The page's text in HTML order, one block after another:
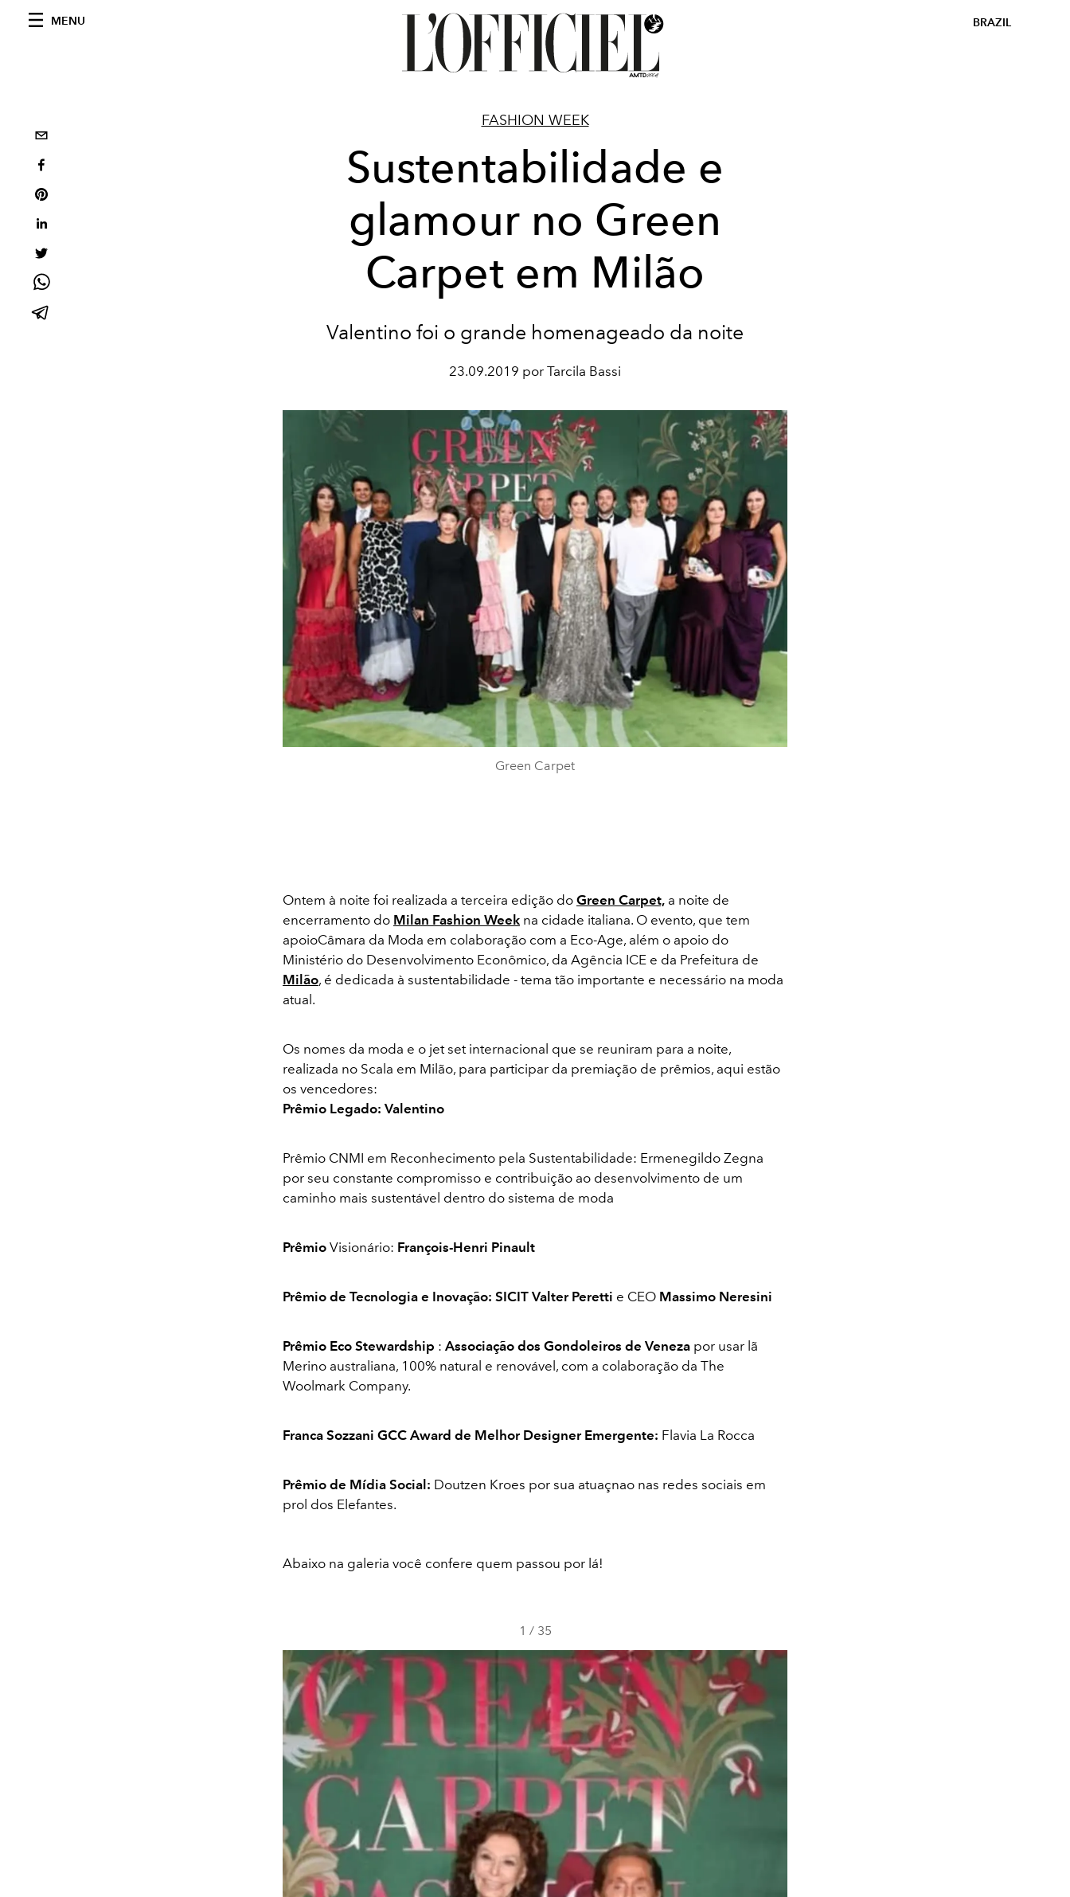
MENU BRAZIL
FASHION WEEK
Sustentabilidade e
glamour no Green
Carpet em Milão
Valentino foi o grande homenageado da noite
23.09.2019 por Tarcila Bassi
Green Carpet
Ontem à noite foi realizada a terceira edição do Green Carpet, a noite de
encerramento do Milan Fashion Week na cidade italiana. O evento, que tem
apoioCâmara da Moda em colaboração com a Eco-Age, além o apoio do
Ministério do Desenvolvimento Econômico, da Agência ICE e da Prefeitura de
Milão, é dedicada à sustentabilidade - tema tão importante e necessário na moda
atual.
Os nomes da moda e o jet set internacional que se reuniram para a noite,
realizada no Scala em Milão, para participar da premiação de prêmios, aqui estão
os vencedores:
Prêmio Legado: Valentino
Prêmio CNMI em Reconhecimento pela Sustentabilidade: Ermenegildo Zegna
por seu constante compromisso e contribuição ao desenvolvimento de um
caminho mais sustentável dentro do sistema de moda
Prêmio Visionário: François-Henri Pinault
Prêmio de Tecnologia e Inovação: SICIT Valter Peretti e CEO Massimo Neresini
Prêmio Eco Stewardship : Associação dos Gondoleiros de Veneza por usar lã
Merino australiana, 100% natural e renovável, com a colaboração da The
Woolmark Company.
Franca Sozzani GCC Award de Melhor Designer Emergente: Flavia La Rocca
Prêmio de Mídia Social: Doutzen Kroes por sua atuaçnao nas redes sociais em
prol dos Elefantes.
Abaixo na galeria você confere quem passou por lá!
1 / 35